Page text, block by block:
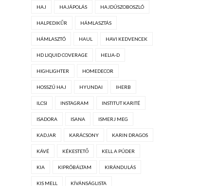
HAJ HAJÁPOLÁS HAJDÚSZOBOSZLÓ
HALPEDIKŰR HÁMLASZTÁS
HÁMLASZTÓ HAUL HAVI KEDVENCEK
HD LIQUID COVERAGE HELIA-D
HIGHLIGHTER HOMEDECOR
HOSSZÚ HAJ HYUNDAI IHERB
ILCSI INSTAGRAM INSTITUT KARITÉ
ISADORA ISANA ISMERJ MEG
KADJAR KARÁCSONY KARIN DRAGOS
KÁVÉ KÉKESTETŐ KELL A PÚDER
KIA KIPRÓBÁLTAM KIRÁNDULÁS
KIS MELL KÍVÁNSÁGLISTA